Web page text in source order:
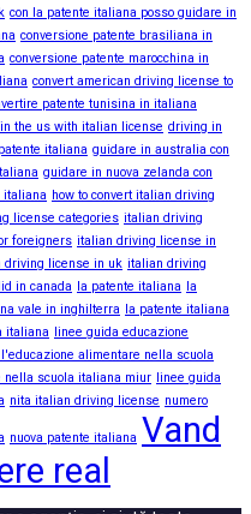
con la patente italiana posso guidare in
conversione patente brasiliana in
conversione patente marocchina in
convert american driving license to
patente tunisina in italiana
the us with italian license driving in
italiana guidare in australia con
guidare in nuova zelanda con
italiana how to convert italian driving
license categories italian driving
foreigners italian driving license in
driving license in uk italian driving
in canada la patente italiana
la
vale in inghilterra
la patente italiana
italiana
linee guida educazione
alimentare nella scuola
nella scuola italiana miur linee guida
nita italian driving license numero
nuova patente italiana Vand
real